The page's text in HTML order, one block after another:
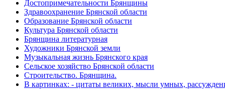
Достопримечательности Брянщины
Здравоохранение Брянской области
Образование Брянской области
Культура Брянской области
Брянщина литературная
Художники Брянской земли
Музыкальная жизнь Брянского края
Сельское хозяйство Брянской области
Строительство. Брянщина.
В картинках: - цитаты великих, мысли умных,